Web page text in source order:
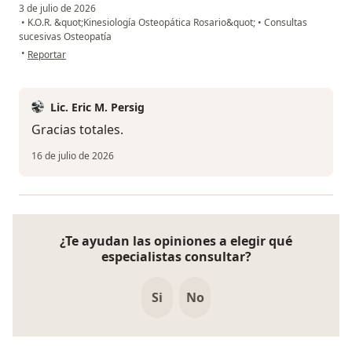
3 de julio de 2026
• K.O.R. &quot;Kinesiología Osteopática Rosario&quot; • Consultas
sucesivas Osteopatía
• en opinión del usuario Luciano
Reportar
Lic. Eric M. Persig
Gracias totales.
16 de julio de 2026
¿Te ayudan las opiniones a elegir qué
especialistas consultar?
Si No